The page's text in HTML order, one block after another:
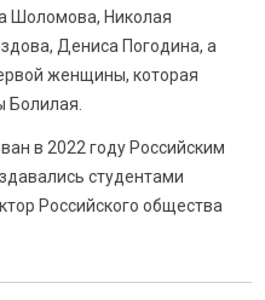
Шоломова, Николая
Дениса Погодина, а
женщины, которая
Болилая.
в 2022 году Российским
студентами
Российского общества